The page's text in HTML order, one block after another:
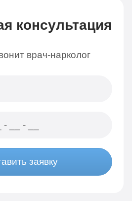
консультация
врач-нарколог
заявку